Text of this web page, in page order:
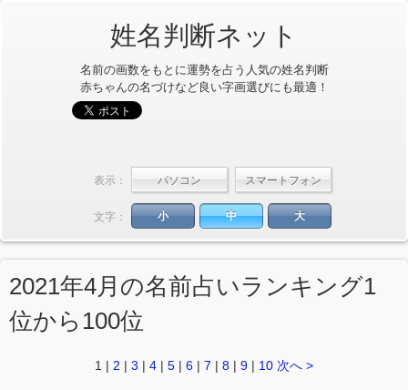
姓名判断ネット
名前の画数をもとに運勢を占う人気の姓名判断
赤ちゃんの名づけなど良い字画選びにも最適！
表示：
文字： 小 中 大
2021年4月の名前占いランキング1
位から100位
1 | 2 | 3 | 4 | 5 | 6 | 7 | 8 | 9 | 10 次へ >